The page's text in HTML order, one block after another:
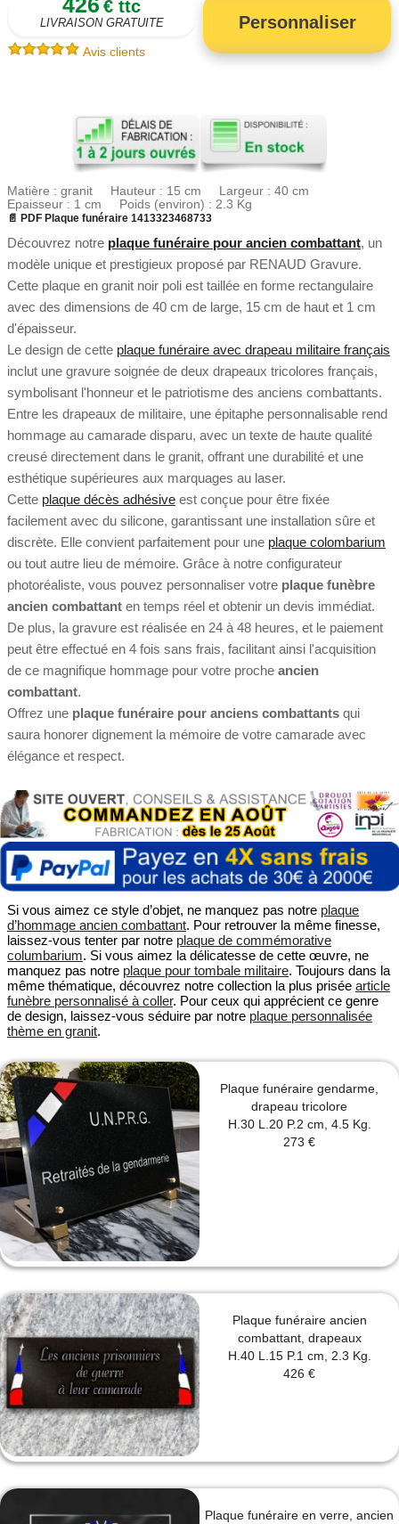
€ ttc
LIVRAISON GRATUITE Personnaliser
Avis clients
Matière : granit Hauteur : 15 cm Largeur : 40 cm
Epaisseur : 1 cm Poids (environ) : 2.3 Kg
📄 PDF Plaque funéraire 1413323468733
Découvrez notre plaque funéraire pour ancien combattant, un
modèle unique et prestigieux proposé par RENAUD Gravure.
Cette plaque en granit noir poli est taillée en forme rectangulaire
avec des dimensions de 40 cm de large, 15 cm de haut et 1 cm
d'épaisseur.
Le design de cette plaque funéraire avec drapeau militaire français
inclut une gravure soignée de deux drapeaux tricolores français,
symbolisant l'honneur et le patriotisme des anciens combattants.
Entre les drapeaux de militaire, une épitaphe personnalisable rend
hommage au camarade disparu, avec un texte de haute qualité
creusé directement dans le granit, offrant une durabilité et une
esthétique supérieures aux marquages au laser.
Cette plaque décès adhésive est conçue pour être fixée
facilement avec du silicone, garantissant une installation sûre et
discrète. Elle convient parfaitement pour une plaque colombarium
ou tout autre lieu de mémoire. Grâce à notre configurateur
photoréaliste, vous pouvez personnaliser votre plaque funèbre
ancien combattant en temps réel et obtenir un devis immédiat.
De plus, la gravure est réalisée en 24 à 48 heures, et le paiement
peut être effectué en 4 fois sans frais, facilitant ainsi l'acquisition
de ce magnifique hommage pour votre proche ancien
combattant.
Offrez une plaque funéraire pour anciens combattants qui
saura honorer dignement la mémoire de votre camarade avec
élégance et respect.
Si vous aimez ce style d’objet, ne manquez pas notre plaque
d’hommage ancien combattant. Pour retrouver la même finesse,
laissez-vous tenter par notre plaque de commémorative
columbarium. Si vous aimez la délicatesse de cette œuvre, ne
manquez pas notre plaque pour tombale militaire. Toujours dans la
même thématique, découvrez notre collection la plus prisée article
funèbre personnalisé à coller. Pour ceux qui apprécient ce genre
de design, laissez-vous séduire par notre plaque personnalisée
thème en granit.
Plaque funéraire gendarme,
drapeau tricolore
H.30 L.20 P.2 cm, 4.5 Kg.
273 €
Plaque funéraire ancien
combattant, drapeaux
H.40 L.15 P.1 cm, 2.3 Kg.
426 €
Plaque funéraire en verre, ancien